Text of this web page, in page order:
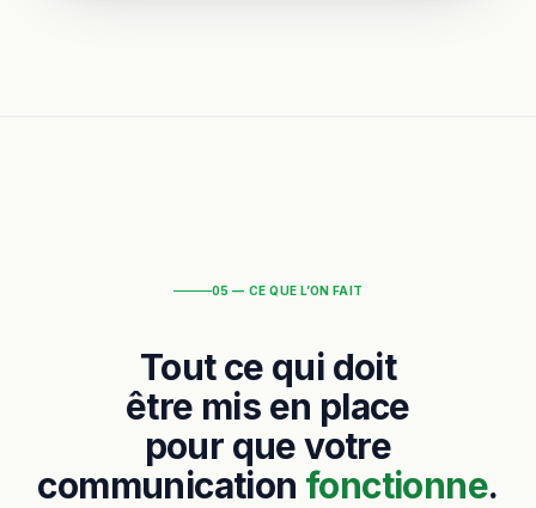
05 — CE QUE L’ON FAIT
Tout ce qui doit
être mis en place
pour que votre
communication fonctionne.